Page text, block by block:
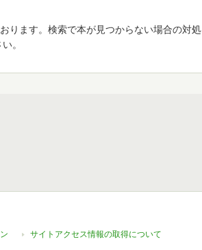
ります。検索で本が見つからない場合の対処
。
サイトアクセス情報の取得について